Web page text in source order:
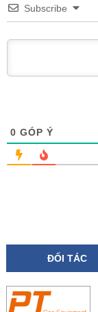
Subscribe
0 GÓP Ý
ĐỐI TÁC